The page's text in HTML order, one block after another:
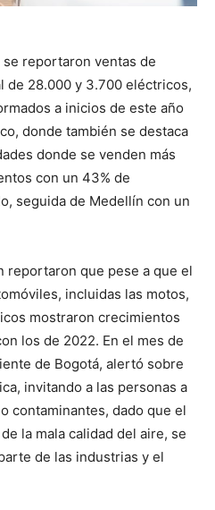
reportaron ventas de
de 28.000 y 3.700 eléctricos,
a inicios de este año
donde también se destaca
donde se venden más
con un 43% de
seguida de Medellín con un
reportaron que pese a que el
incluidas las motos,
mostraron crecimientos
los de 2022. En el mes de
de Bogotá, alertó sobre
invitando a las personas a
contaminantes, dado que el
la mala calidad del aire, se
de las industrias y el